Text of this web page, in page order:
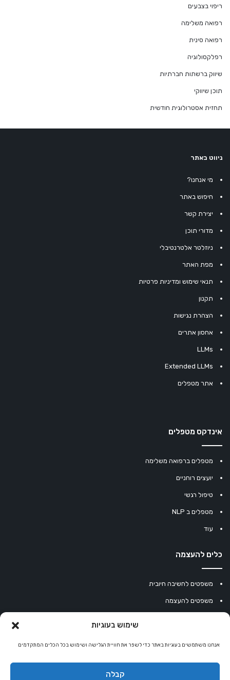
שימוש בעוגיות
אנחנו משתמשים בעוגיות באתר כדי לשפר את חוויית הגלישה ושימוש בכל הכלים המתקדמים
קבלה
ריפוי בצבעים
רפואה משלימה
רפואה סינית
רפלקסולוגיה
שיווק ברשתות חברתיות
תוכן שיווקי
תחזית אסטרולוגית חודשית
ניווט באתר
מי אנחנו?
חיפוש באתר
יצירת קשר
מדורי תוכן
ניוזלטר אלטרנטיבלי
מפת האתר
תנאי שימוש ומדיניות פרטיות
תקנון
הצהרת נגישות
אחסון אתרים
LLMs
Extended LLMs
אתר מטפלים
אינדקס מטפלים
מטפלים ברפואה משלימה
יועצים רוחניים
טיפול רגשי
מטפלים ב NLP
עוד
כלים להעצמה
משפטים לחשיבה חיובית
משפטים להעצמה